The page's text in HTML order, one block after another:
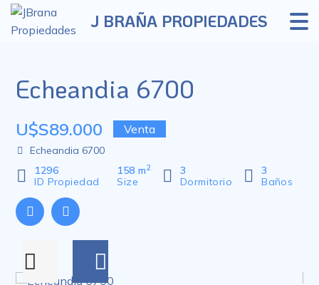
J BRAÑA PROPIEDADES
Echeandia 6700
U$S89.000 Venta
Echeandia 6700
1296
ID Propiedad
158 m2
Size
3
Dormitorio
3
Baños